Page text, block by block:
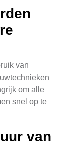
van
om alle
snel op te
van